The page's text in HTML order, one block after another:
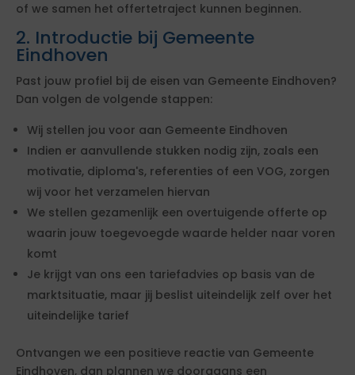
of we samen het offertetraject kunnen beginnen.
2. Introductie bij Gemeente
Eindhoven
Past jouw profiel bij de eisen van Gemeente Eindhoven?
Dan volgen de volgende stappen:
Wij stellen jou voor aan Gemeente Eindhoven
Indien er aanvullende stukken nodig zijn, zoals een
motivatie, diploma's, referenties of een VOG, zorgen
wij voor het verzamelen hiervan
We stellen gezamenlijk een overtuigende offerte op
waarin jouw toegevoegde waarde helder naar voren
komt
Je krijgt van ons een tariefadvies op basis van de
marktsituatie, maar jij beslist uiteindelijk zelf over het
uiteindelijke tarief
Ontvangen we een positieve reactie van Gemeente
Eindhoven, dan plannen we doorgaans een